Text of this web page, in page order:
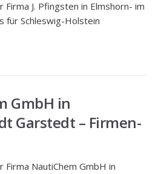
Firma J. Pfingsten in Elmshorn- im
für Schleswig-Holstein
GmbH in
Garstedt – Firmen-
Firma NautiChem GmbH in